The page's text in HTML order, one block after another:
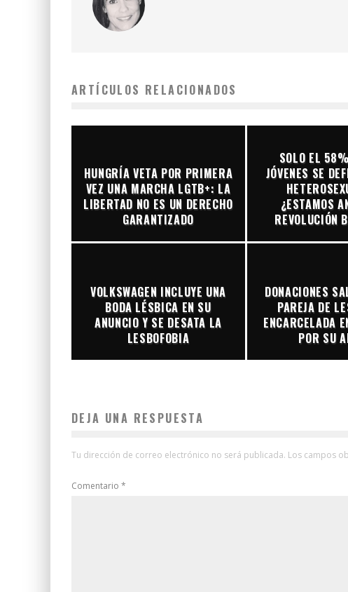
ARTÍCULOS RELACIONADOS
HUNGRÍA VETA POR PRIMERA
VEZ UNA MARCHA LGTB+: LA
LIBERTAD NO ES UN DERECHO
GARANTIZADO
SOLO EL
JÓVENES SE
¿ESTAMOS
REVOLUCIÓN
VOLKSWAGEN INCLUYE UNA
BODA LÉSBICA EN SU
ANUNCIO Y SE DESATA LA
LESBOFOBIA
DONACIONES
PAREJA DE
ENCARCELADA
POR SU
DEJA UNA RESPUESTA
Tu dirección de correo electrónico no será publicada. Los campos
Comentario *